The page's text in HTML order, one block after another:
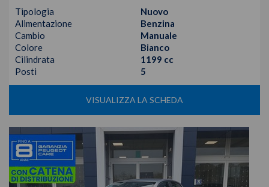
Tipologia
Nuovo
Alimentazione
Benzina
Cambio
Manuale
Colore
Bianco
Cilindrata
1199 cc
Posti
5
VISUALIZZA LA SCHEDA